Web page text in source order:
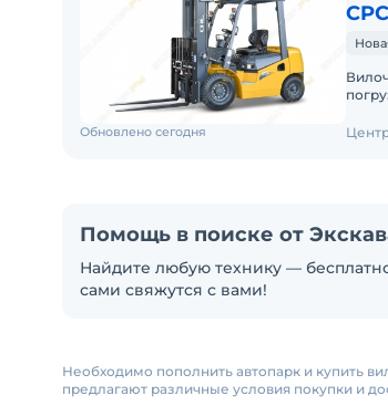
Обновлено сегодня
Помощь в поиске от
Найдите любую технику —
сами свяжутся с вами!
Необходимо пополнить автопарк и купить
предлагают различные условия покупки и